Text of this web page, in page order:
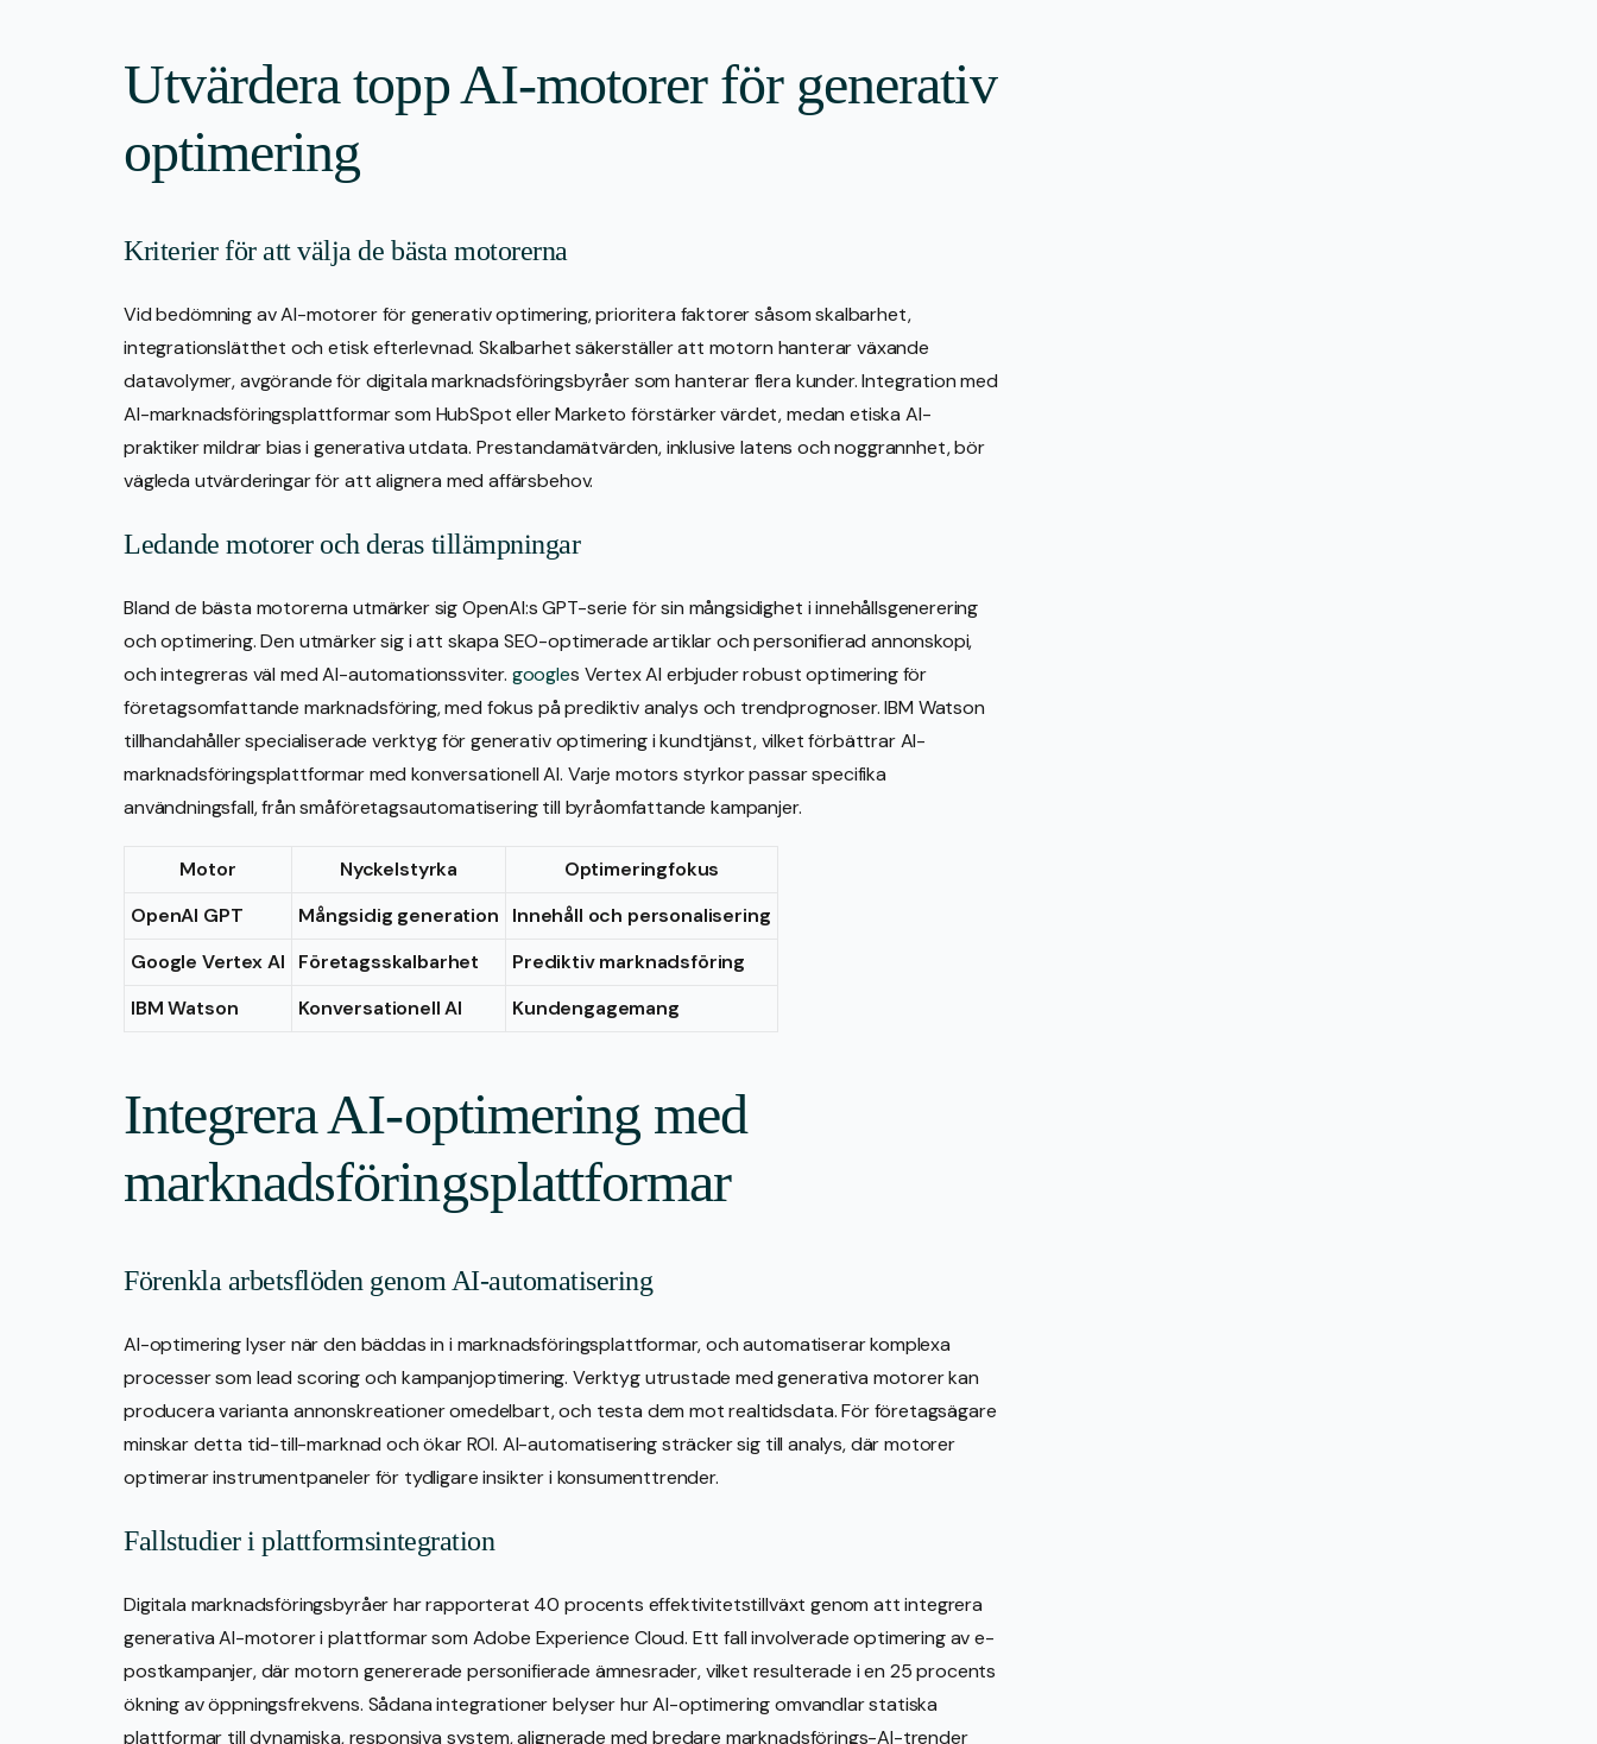
Utvärdera topp AI-motorer för generativ
optimering
Kriterier för att välja de bästa motorerna
Vid bedömning av AI-motorer för generativ optimering, prioritera faktorer såsom skalbarhet,
integrationslätthet och etisk efterlevnad. Skalbarhet säkerställer att motorn hanterar växande
datavolymer, avgörande för digitala marknadsföringsbyråer som hanterar flera kunder. Integration med
AI-marknadsföringsplattformar som HubSpot eller Marketo förstärker värdet, medan etiska AI-
praktiker mildrar bias i generativa utdata. Prestandamätvärden, inklusive latens och noggrannhet, bör
vägleda utvärderingar för att alignera med affärsbehov.
Ledande motorer och deras tillämpningar
Bland de bästa motorerna utmärker sig OpenAI:s GPT-serie för sin mångsidighet i innehållsgenerering
och optimering. Den utmärker sig i att skapa SEO-optimerade artiklar och personifierad annonskopi,
och integreras väl med AI-automationssviter. googles Vertex AI erbjuder robust optimering för
företagsomfattande marknadsföring, med fokus på prediktiv analys och trendprognoser. IBM Watson
tillhandahåller specialiserade verktyg för generativ optimering i kundtjänst, vilket förbättrar AI-
marknadsföringsplattformar med konversationell AI. Varje motors styrkor passar specifika
användningsfall, från småföretagsautomatisering till byråomfattande kampanjer.
Motor Nyckelstyrka
Optimeringfokus
OpenAI GPT
Mångsidig generation
Innehåll och personalisering
Google Vertex AI
Företagsskalbarhet
Prediktiv marknadsföring
IBM Watson
Konversationell AI Kundengagemang
Integrera AI-optimering med
marknadsföringsplattformar
Förenkla arbetsflöden genom AI-automatisering
AI-optimering lyser när den bäddas in i marknadsföringsplattformar, och automatiserar komplexa
processer som lead scoring och kampanjoptimering. Verktyg utrustade med generativa motorer kan
producera varianta annonskreationer omedelbart, och testa dem mot realtidsdata. För företagsägare
minskar detta tid-till-marknad och ökar ROI. AI-automatisering sträcker sig till analys, där motorer
optimerar instrumentpaneler för tydligare insikter i konsumenttrender.
Fallstudier i plattformsintegration
Digitala marknadsföringsbyråer har rapporterat 40 procents effektivitetstillväxt genom att integrera
generativa AI-motorer i plattformar som Adobe Experience Cloud. Ett fall involverade optimering av e-
postkampanjer, där motorn genererade personifierade ämnesrader, vilket resulterade i en 25 procents
ökning av öppningsfrekvens. Sådana integrationer belyser hur AI-optimering omvandlar statiska
plattformar till dynamiska, responsiva system, alignerade med bredare marknadsförings-AI-trender